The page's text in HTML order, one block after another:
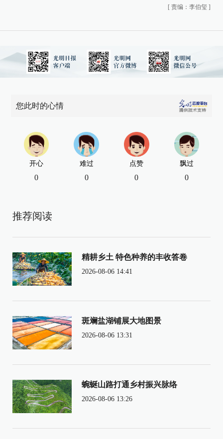
[ 责编：李伯玺 ]
您此时的心情
开心
0
难过
0
点赞
0
飘过
0
推荐阅读
精耕乡土 特色种养的丰收答卷
2026-08-06 14:41
斑斓盐湖铺展大地图景
2026-08-06 13:31
蜿蜒山路打通乡村振兴脉络
2026-08-06 13:26